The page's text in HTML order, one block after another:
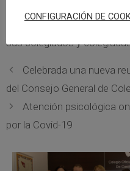
Ésta, junto con otras
acciones llevadas a cabo
sus colegiados y
Celebrada una nueva
del Consejo General de
Atención psicológica
por la Covid-19
CONFIGURACIÓN DE